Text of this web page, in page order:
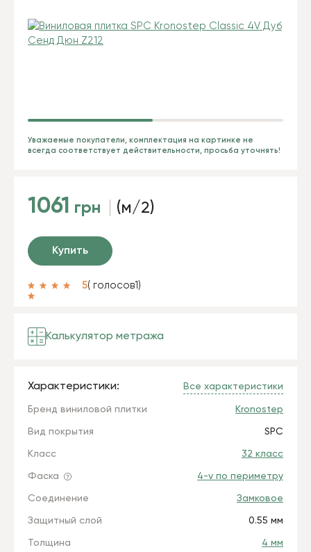
Уважаемые покупатели, комплектация на картинке не
всегда соответствует действительности, просьба уточнять!
1061 грн (м/2)
Купить
5( голосов1 )
Калькулятор метража
Характеристики: Все характеристики
Бренд виниловой плитки Kronostep
Вид покрытия SPC
Класс 32 класс
Фаска 4-v по периметру
Соединение Замковое
Защитный слой 0.55 мм
Толщина 4 мм